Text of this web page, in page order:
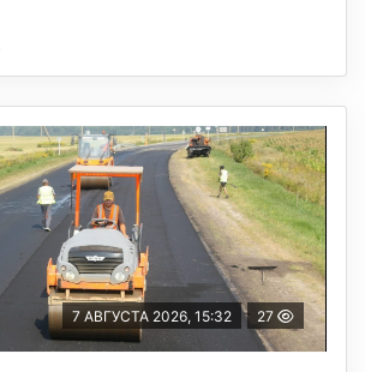
7 АВГУСТА 2026, 15:32 27